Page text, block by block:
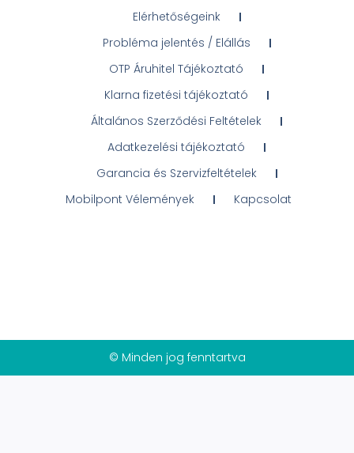
Elérhetőségeink
Probléma jelentés / Elállás
OTP Áruhitel Tájékoztató
Klarna fizetési tájékoztató
Általános Szerződési Feltételek
Adatkezelési tájékoztató
Garancia és Szervizfeltételek
Mobilpont Vélemények
Kapcsolat
© Minden jog fenntartva